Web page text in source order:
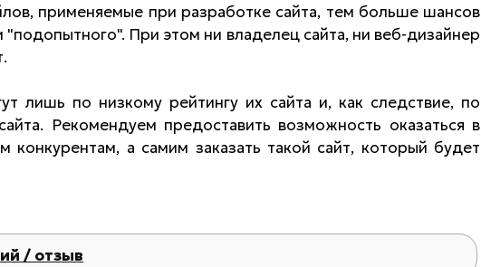
применяемые при разработке сайта, тем больше шансов
"подопытного". При этом ни владелец сайта, ни веб-дизайнер
лишь по низкому рейтингу их сайта и, как следствие, по
Рекомендуем предоставить возможность оказаться в
конкурентам, а самим заказать такой сайт, который будет
/ отзыв